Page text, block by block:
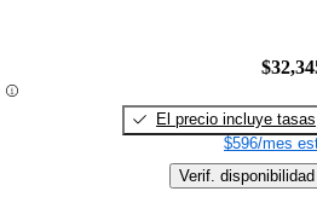
El precio incluye tasas
$596/mes
Verif. disponibilidad